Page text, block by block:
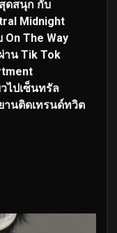
ดสนุก กับ
Midnight
On The Way
าน Tik Tok
ไปเซ็นทรัล
านติดเทรนด์ทวิต